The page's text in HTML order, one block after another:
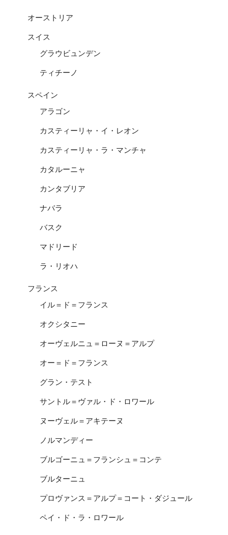
オーストリア
スイス
グラウビュンデン
ティチーノ
スペイン
アラゴン
カスティーリャ・イ・レオン
カスティーリャ・ラ・マンチャ
カタルーニャ
カンタブリア
ナバラ
バスク
マドリード
ラ・リオハ
フランス
イル＝ド＝フランス
オクシタニー
オーヴェルニュ＝ローヌ＝アルプ
オー＝ド＝フランス
グラン・テスト
サントル＝ヴァル・ド・ロワール
ヌーヴェル＝アキテーヌ
ノルマンディー
ブルゴーニュ＝フランシュ＝コンテ
ブルターニュ
プロヴァンス＝アルプ＝コート・ダジュール
ペイ・ド・ラ・ロワール